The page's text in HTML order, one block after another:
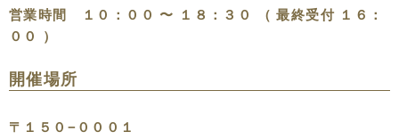
営業時間 １０：００ 〜 １８：３０ （ 最終受付 １６：
００ ）
開催場所
〒１５０−０００１